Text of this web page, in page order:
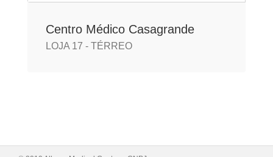
Centro Médico Casagrande
LOJA 17 - TÉRREO